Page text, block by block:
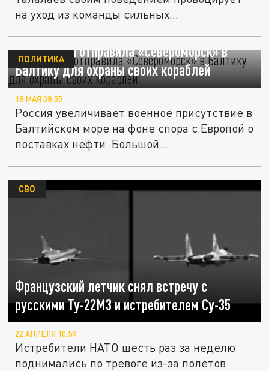
на уход из команды сильных...
DW: Россия отправила «Североморск» в
Балтику для охраны своих кораблей
ПОЛИТИКА
18 МАЯ 08:55
Россия увеличивает военное присутствие в
Балтийском море на фоне спора с Европой о
поставках нефти. Большой...
Французский летчик снял встречу с
русскими Ту-22М3 и истребителем Су-35
СВО
22 АПРЕЛЯ 10:59
Истребители НАТО шесть раз за неделю
поднимались по тревоге из-за полетов